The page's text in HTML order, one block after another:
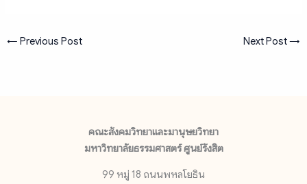
← Previous Post Next Post→
คณะสังคมวิทยาและมานุษยวิทยา
มหาวิทยาลัยธรรมศาสตร์ ศูนย์รังสิต
99 หมู่ 18 ถนนพหลโยธิน